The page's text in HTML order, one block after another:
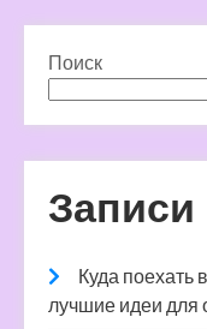
Поиск
Записи
Куда поехать
лучшие идеи для